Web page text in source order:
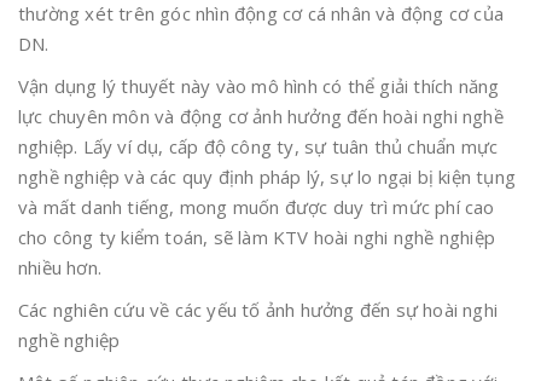
thường xét trên góc nhìn động cơ cá nhân và động cơ của
DN.
Vận dụng lý thuyết này vào mô hình có thể giải thích năng
lực chuyên môn và động cơ ảnh hưởng đến hoài nghi nghề
nghiệp. Lấy ví dụ, cấp độ công ty, sự tuân thủ chuẩn mực
nghề nghiệp và các quy định pháp lý, sự lo ngại bị kiện tụng
và mất danh tiếng, mong muốn được duy trì mức phí cao
cho công ty kiểm toán, sẽ làm KTV hoài nghi nghề nghiệp
nhiều hơn.
Các nghiên cứu về các yếu tố ảnh hưởng đến sự hoài nghi
nghề nghiệp